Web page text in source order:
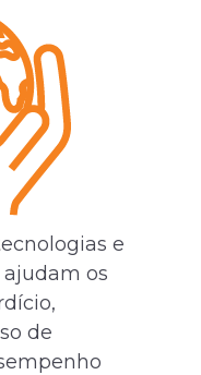
e
ajudam os
de